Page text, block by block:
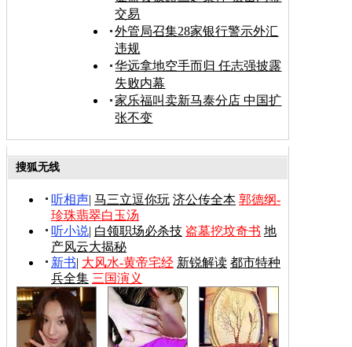
交易
外管局召集28家银行警示外汇
违规
华远拿地空手而归 任志强披露
失败内幕
家乐福叫卖新马泰分店 中国扩
张不变
搜狐无线
听相声| 马三立逗你玩 济公传全本 郭德纲-
珍珠翡翠白玉汤
听小说| 白领职场必杀技 盗墓挖坟奇书 地
产风云大揭秘
新书| 大风水-黄帝宅经 新锐解读 都市特种
兵全集 三国演义